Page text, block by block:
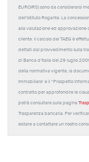
EUROIRS) sono da considerarsi
dell'Istituto Rogante. La
alla valutazione ed approvazione
cliente. Il calcolo del TAEG è
dettati dal provvedimento sulla
di Banca d'Italia del 29 luglio
della normativa vigente, la
Immobiliare' e il “Prospetto
contratto per approfondire le
potrà consultare sulla pagina
Trasparenza bancaria. Per
esitare a contattare un nostro